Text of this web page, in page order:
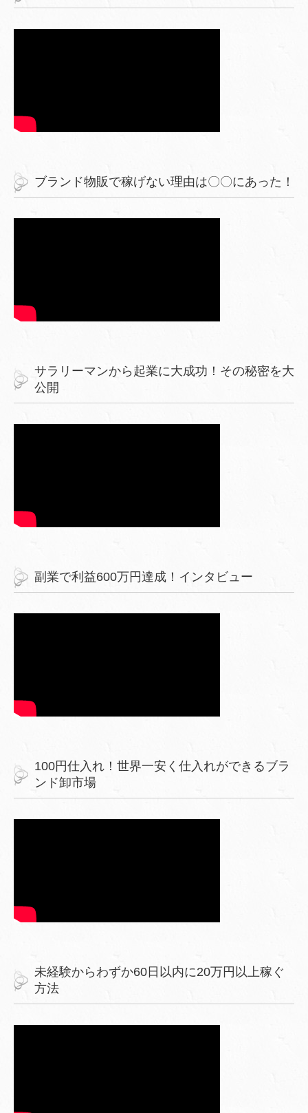
ブランド物販で稼げない理由は〇〇にあった！
サラリーマンから起業に大成功！その秘密を大
公開
副業で利益600万円達成！インタビュー
100円仕入れ！世界一安く仕入れができるブラ
ンド卸市場
未経験からわずか60日以内に20万円以上稼ぐ
方法